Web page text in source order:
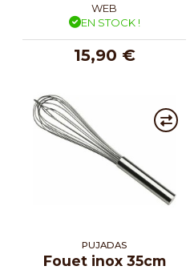
WEB
EN STOCK !
15,90 €
PUJADAS
Fouet inox 35cm